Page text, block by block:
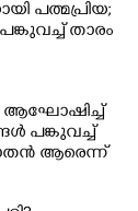
പത്മപ്രിയ;
താരം
ആഘോഷിച്ച്
പങ്കുവച്ച്
ആരെന്ന്